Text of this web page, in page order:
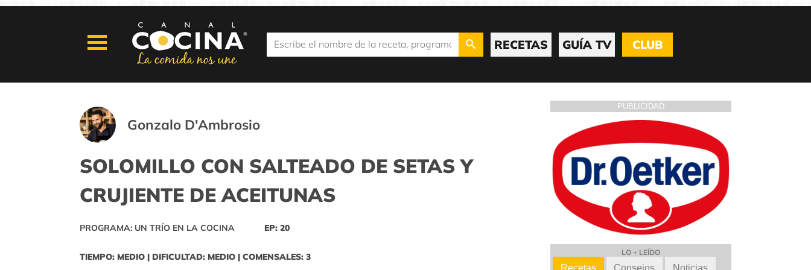
RECETAS GUÍA TV CLUB
Gonzalo D'Ambrosio
SOLOMILLO CON SALTEADO DE SETAS Y
CRUJIENTE DE ACEITUNAS
PROGRAMA: UN TRÍO EN LA COCINA EP: 20
TIEMPO: MEDIO | DIFICULTAD: MEDIO | COMENSALES: 3
PUBLICIDAD
LO + LEÍDO